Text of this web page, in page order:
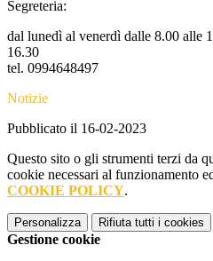
Segreteria:
dal lunedì al venerdì dalle 8.00 alle
16.30
tel. 0994648497
Notizie
Pubblicato il 16-02-2023
Questo sito o gli strumenti terzi da
cookie necessari al funzionamento
COOKIE POLICY.
Personalizza Rifiuta tutti i cookies
Gestione cookie